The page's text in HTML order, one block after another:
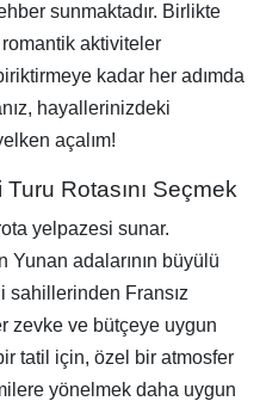
sunmaktadır. Birlikte
aktiviteler
kadar her adımda
hayallerinizdeki
açalım!
Rotasını Seçmek
yelpazesi sunar.
Yunan adalarının büyülü
sahillerinden Fransız
zevke ve bütçeye uygun
tatil için, özel bir atmosfer
yönelmek daha uygun